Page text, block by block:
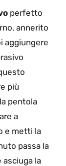
perfetto
annerito
aggiungere
più
pentola
a
e metti la
passa la
asciuga la